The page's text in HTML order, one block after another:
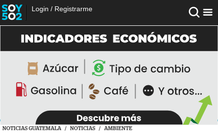
Login / Registrarme
NOTICIAS GUATEMALA / NOTICIAS / AMBIENTE